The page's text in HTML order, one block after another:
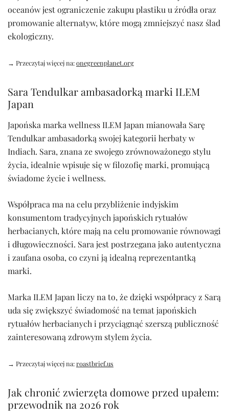
oceanów jest ograniczenie zakupu plastiku u źródła oraz
promowanie alternatyw, które mogą zmniejszyć nasz ślad
ekologiczny.
→ Przeczytaj więcej na:onegreenplanet.org
Sara Tendulkar ambasadorką marki ILEM
Japan
Japońska marka wellness ILEM Japan mianowała Sarę
Tendulkar ambasadorką swojej kategorii herbaty w
Indiach. Sara, znana ze swojego zrównoważonego stylu
życia, idealnie wpisuje się w filozofię marki, promującą
świadome życie i wellness.
Współpraca ma na celu przybliżenie indyjskim
konsumentom tradycyjnych japońskich rytuałów
herbacianych, które mają na celu promowanie równowagi
i długowieczności. Sara jest postrzegana jako autentyczna
i zaufana osoba, co czyni ją idealną reprezentantką
marki.
Marka ILEM Japan liczy na to, że dzięki współpracy z Sarą
uda się zwiększyć świadomość na temat japońskich
rytuałów herbacianych i przyciągnąć szerszą publiczność
zainteresowaną zdrowym stylem życia.
→ Przeczytaj więcej na:roastbrief.us
Jak chronić zwierzęta domowe przed upałem:
przewodnik na 2026 rok